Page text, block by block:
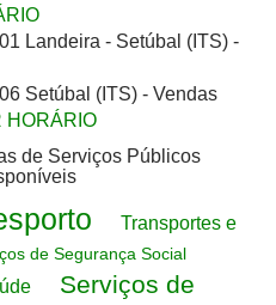
Landeira - Setúbal (ITS) -
Setúbal (ITS) - Vendas
HORÁRIO
de Serviços Públicos
Transportes e
de Segurança Social
Serviços de